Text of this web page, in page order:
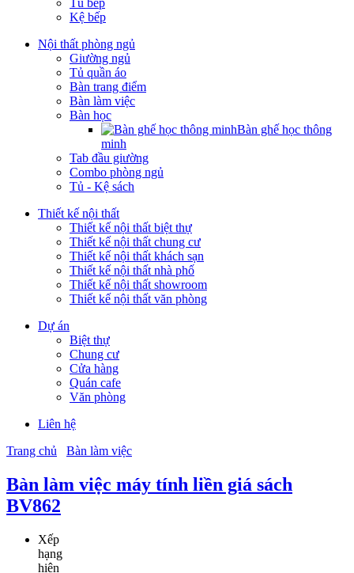
Tủ bếp
Kệ bếp
Nội thất phòng ngủ
Giường ngủ
Tủ quần áo
Bàn trang điểm
Bàn làm việc
Bàn học
Bàn ghế học thông
minh
Tab đầu giường
Combo phòng ngủ
Tủ - Kệ sách
Thiết kế nội thất
Thiết kế nội thất biệt thự
Thiết kế nội thất chung cư
Thiết kế nội thất khách sạn
Thiết kế nội thất nhà phố
Thiết kế nội thất showroom
Thiết kế nội thất văn phòng
Dự án
Biệt thự
Chung cư
Cửa hàng
Quán cafe
Văn phòng
Liên hệ
Trang chủ
Bàn làm việc
Bàn làm việc máy tính liền giá sách
BV862
Xếp
hạng
hiện